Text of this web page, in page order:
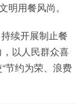
明用餐风尚。
续开展制止餐
以人民群众喜
节约为荣、浪费